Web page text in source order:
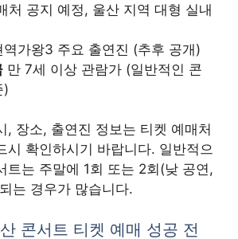
처 공지 예정, 울산 지역 대형 실내
역가왕3 주요 출연진 (추후 공개)
만 7세 이상 관람가 (일반적인 콘
)
, 장소, 출연진 정보는 티켓 예매처
시 확인하시기 바랍니다. 일반적으
트는 주말에 1회 또는 2회(낮 공연,
는 경우가 많습니다.
콘서트 티켓 예매 성공 전